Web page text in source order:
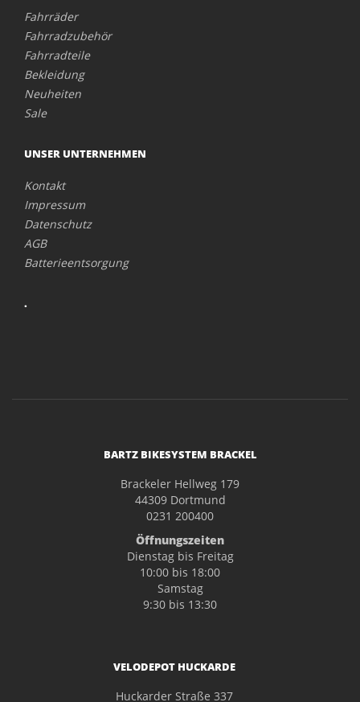
Fahrräder
Fahrradzubehör
Fahrradteile
Bekleidung
Neuheiten
Sale
UNSER UNTERNEHMEN
Kontakt
Impressum
Datenschutz
AGB
Batterieentsorgung
.
BARTZ BIKESYSTEM BRACKEL
Brackeler Hellweg 179
44309 Dortmund
0231 200400
Öffnungszeiten
Dienstag bis Freitag
10:00 bis 18:00
Samstag
9:30 bis 13:30
VELODEPOT HUCKARDE
Huckarder Straße 337